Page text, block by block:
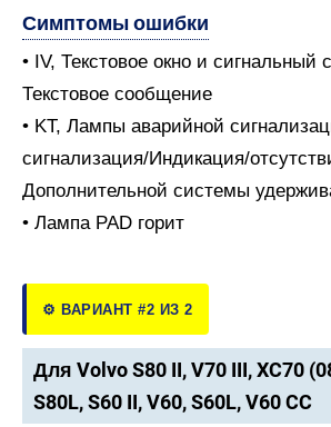
Симптомы ошибки
• IV, Текстовое окно и сигнальный
Текстовое сообщение
• KT, Лампы аварийной
сигнализация/Индикация/
Дополнительной системы
• Лампа PAD горит
⚙️ ВАРИАНТ #2 ИЗ 2
Для Volvo S80 II, V70 III, XC70
S80L, S60 II, V60, S60L, V60 CC